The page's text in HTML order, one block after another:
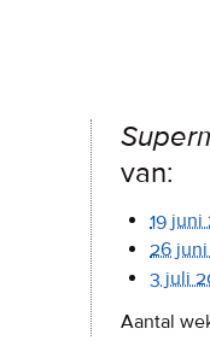
van:
19 juni
26
3 juli
Aantal